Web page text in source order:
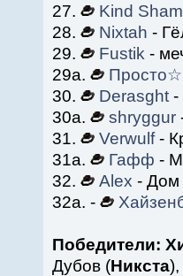
27.
Kind
28.
Nixtah -
29.
Fustik -
29а.
30.
Derasght-
30а.
shryggur
31.
Verwulf-
31а.
Гафф -
32.
Alex -
32а. -
Победители:
Дубов (Никста